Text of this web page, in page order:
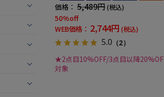
価格： 5,489円 (税込)
50%off
WEB価格： 2,744円 (税込)
5.0 （2）
★2点目10%OFF/3点目以降
対象